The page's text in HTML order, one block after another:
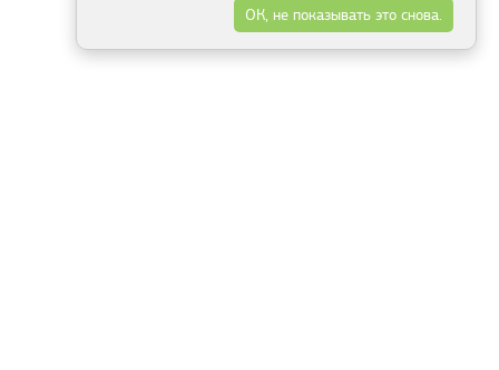
ОК, не показывать это снова.